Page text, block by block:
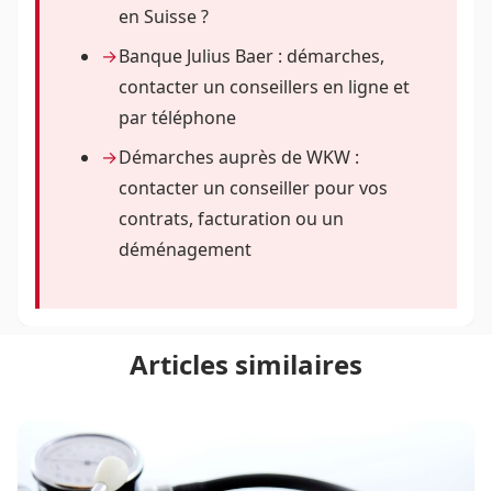
en Suisse ?
Banque Julius Baer : démarches,
contacter un conseillers en ligne et
par téléphone
Démarches auprès de WKW :
contacter un conseiller pour vos
contrats, facturation ou un
déménagement
Articles similaires